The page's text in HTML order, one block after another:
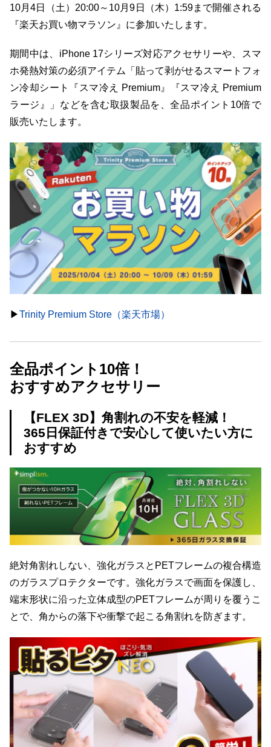
10月4日（土）20:00～10月9日（木）1:59まで開催される
『楽天お買い物マラソン』に参加いたします。
期間中は、iPhone 17シリーズ対応アクセサリーや、スマ
ホ発熱対策の必須アイテム「貼って剥がせるスマートフォ
ン冷却シート『スマ冷え Premium』『スマ冷え Premium
ラージ』」などを含む取扱製品を、全品ポイント10倍で
販売いたします。
▶︎Trinity Premium Store（楽天市場）
全品ポイント10倍！
おすすめアクセサリー
【FLEX 3D】角割れの不安を軽減！
365日保証付きで安心して使いたい方に
おすすめ
絶対角割れしない、強化ガラスとPETフレームの複合構造
のガラスプロテクターです。強化ガラスで画面を保護し、
端末形状に沿った立体成型のPETフレームが周りを覆うこ
とで、角からの落下や衝撃で起こる角割れを防ぎます。